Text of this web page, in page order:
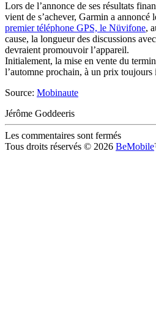
Lors de l’annonce de ses résultats
vient de s’achever, Garmin a annoncé
premier téléphone GPS, le Nüvifone,
cause, la longueur des discussions
devraient promouvoir l’appareil.
Initialement, la mise en vente du
l’automne prochain, à un prix toujours
Source: Mobinaute
Jérôme Goddeeris
Les commentaires sont fermés
Tous droits réservés © 2026 BeMobile